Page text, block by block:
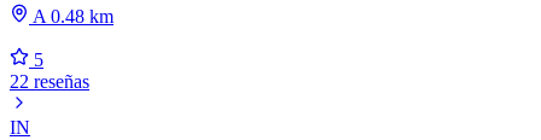
A 0.48 km
5
22 reseñas
IN